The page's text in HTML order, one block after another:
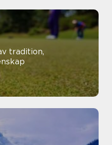
tradition,